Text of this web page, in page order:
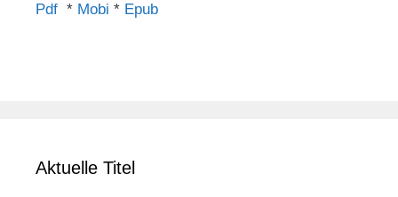
Pdf * Mobi * Epub
Aktuelle Titel